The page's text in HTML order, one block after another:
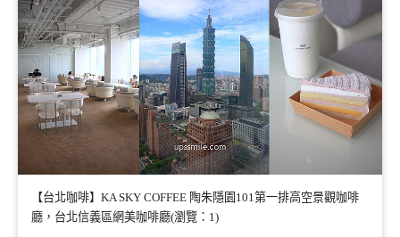
【台北咖啡】KA SKY COFFEE 陶朱隱園101第一排高空景觀咖啡
廳，台北信義區網美咖啡廳(瀏覽：1)